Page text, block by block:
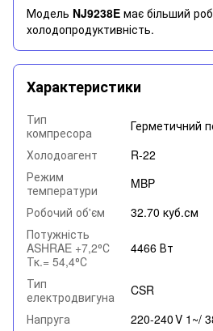
Модель NJ9238E має більший
холодопродуктивність.
Характеристики
Тип
компресора
Герметичний
Холодоагент
R-22
Режим
температури
MBP
Робочий об'єм
32.70 куб.см
Потужність
ASHRAE +7,2⁰С
Тк.= 54,4⁰С
4466 Вт
Тип
електродвигуна
CSR
Напруга
220‑240 V 1~/